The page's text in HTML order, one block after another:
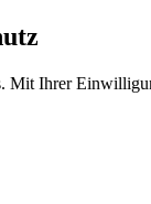
Mit Ihrer